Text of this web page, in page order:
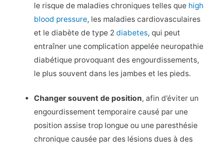
le risque de maladies chroniques telles que high
blood pressure, les maladies cardiovasculaires
et le diabète de type 2diabetes, qui peut
entraîner une complication appelée neuropathie
diabétique provoquant des engourdissements,
le plus souvent dans les jambes et les pieds.
Changer souvent de position, afin d’éviter un
engourdissement temporaire causé par une
position assise trop longue ou une paresthésie
chronique causée par des lésions dues à des